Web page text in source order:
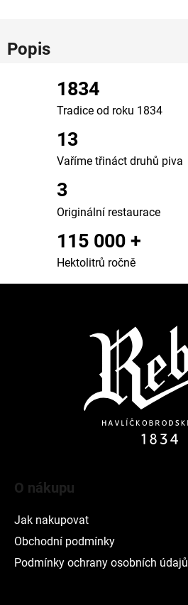
Popis
1834
Tradice od roku 1834
13
Vaříme třináct druhů piva
3
Originální restaurace
115 000 +
Hektolitrů ročně
O nákupu
Jak nakupovat
Obchodní podmínky
Podmínky ochrany osobních údajů